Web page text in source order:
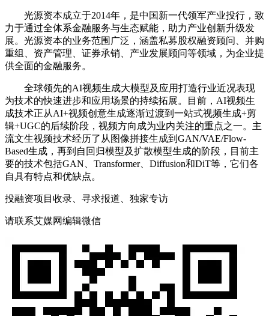
‌光源资本‌成立于2014年，是中国新一代领军产业投行，致
力于通过全体系金融服务与生态赋能，助力产业创新升级发
展。光源资本的业务范围广泛，涵盖私募股权融资顾问、并购
重组、资产管理、证券承销、产业发展顾问等领域，为企业提
供全面的金融服务‌。
全球领先的AI视频生成大模型及应用打造行业近况表现
为技术的快速进步和应用场景的持续拓展。目前，AI视频生
成技术正从AI+视频创意生成逐渐过渡到一站式视频生成+剪
辑+UGC的后续阶段，视频方向成为业内关注的重点之一。主
流文生视频技术经历了从图像拼接生成到GAN/VAE/Flow-
Based生成，再到自回归模型及扩散模型生成的阶段，目前主
要的技术包括GAN、Transformer、Diffusion和DiT等，它们各
自具有特点和优缺点。
投融资项目收录、寻求报道、独家专访
请联系艾媒网编辑微信